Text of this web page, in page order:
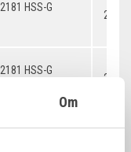
Om
HSS-G
HSS-G